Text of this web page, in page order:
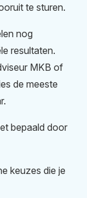
te sturen.
nog
resultaten.
MKB of
de meeste
bepaald door
keuzes die je